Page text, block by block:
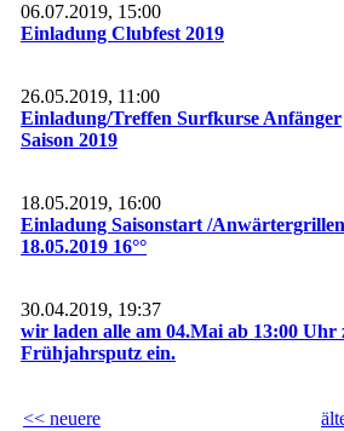
06.07.2019, 15:00
Einladung Clubfest 2019
26.05.2019, 11:00
Einladung/Treffen Surfkurse Anfänger
Saison 2019
18.05.2019, 16:00
Einladung Saisonstart /Anwärtergrillen
18.05.2019 16°°
30.04.2019, 19:37
wir laden alle am 04.Mai ab 13:00 Uhr
Frühjahrsputz ein.
<< neuere